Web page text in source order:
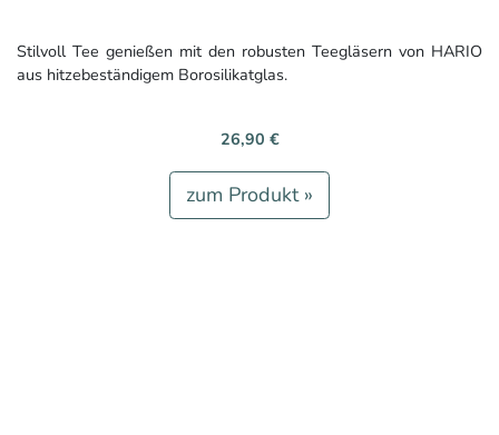
Stilvoll Tee genießen mit den robusten Teegläsern von HARIO
aus hitzebeständigem Borosilikatglas.
26,90 €
zum Produkt »